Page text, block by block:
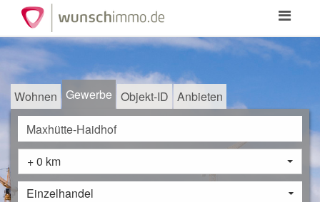
Toggle
Wohnen Gewerbe Objekt-ID Anbieten
+ 0 km
Einzelhandel